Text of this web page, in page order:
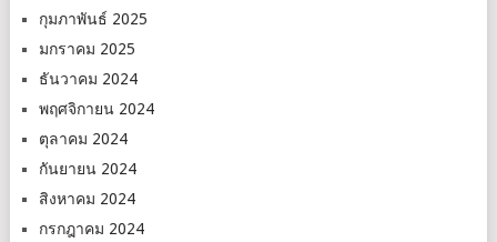
กุมภาพันธ์ 2025
มกราคม 2025
ธันวาคม 2024
พฤศจิกายน 2024
ตุลาคม 2024
กันยายน 2024
สิงหาคม 2024
กรกฎาคม 2024